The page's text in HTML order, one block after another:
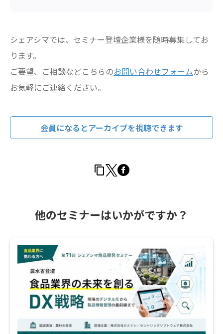
シェアシマでは、セミナー登壇企業様を随時募集してお
ります。
ご要望、ご相談などこちらのお問い合わせフォームから
お気軽にご連絡ください。
会員になるとアーカイブを視聴できます
他のセミナーはいかがですか？